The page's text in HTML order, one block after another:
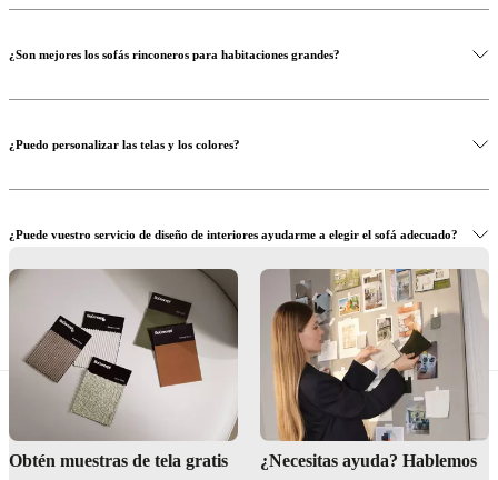
¿Son mejores los sofás rinconeros para habitaciones grandes?
¿Puedo personalizar las telas y los colores?
¿Puede vuestro servicio de diseño de interiores ayudarme a elegir el sofá adecuado?
Servicio de diseño de interiores
¿Dónde puedo ver y probar los sofás en persona?
Obtén muestras de tela gratis ¿Necesitas ayuda? Hablemos